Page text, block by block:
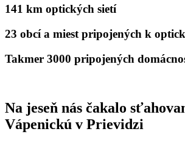
141 km optických sietí
23 obcí a miest pripojených k
Takmer 3000 pripojených
Na jeseň nás čakalo
Vápenickú v Prievidzi